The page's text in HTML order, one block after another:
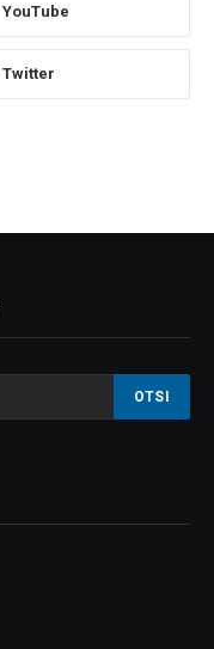
YouTube
Twitter